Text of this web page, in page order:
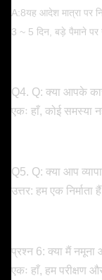
A:8यह आदेश मात्रा पर
3 ~ 5 दिन, बड़े पैमाने पर
Q4. Q: क्या आपके
एकः हाँ, कोई समस्या
Q5. Q: क्या आप
उत्तर: हम एक
प्रश्न 6: क्या मैं
एकः हाँ, हम परीक्षण